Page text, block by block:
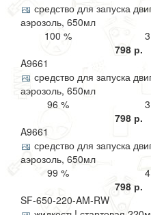
средство для запуска
аэрозоль, 650мл
100 %
798 р.
A9661
средство для запуска
аэрозоль, 650мл
96 %
798 р.
A9661
средство для запуска
аэрозоль, 650мл
99 %
798 р.
SF-650-220-AM-RW